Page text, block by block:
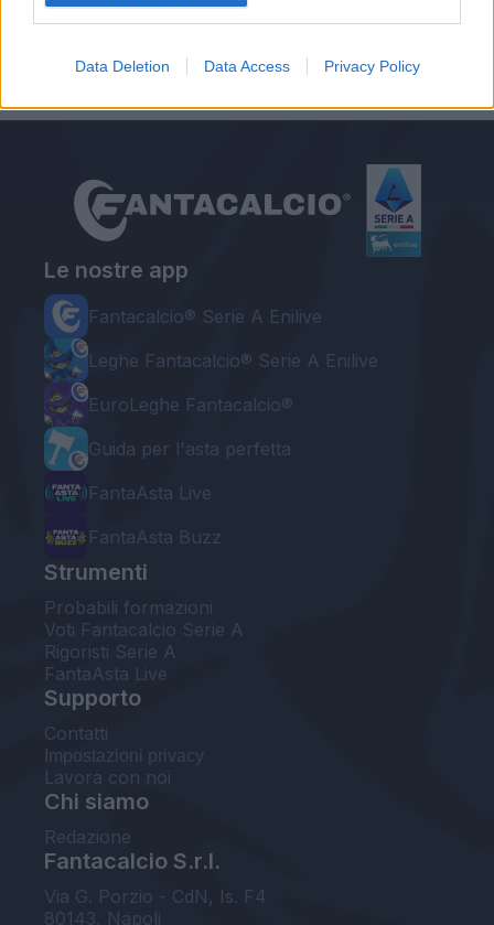
Data Deletion Data Access Privacy Policy
Cagliari, Petagna torna a lavorare
Le nostre app
Fantacalcio® Serie A Enilive
Leghe Fantacalcio® Serie A Enilive
EuroLeghe Fantacalcio®
Guida per l'asta perfetta
FantaAsta Live
FantaAsta Buzz
Strumenti
Probabili formazioni
Voti Fantacalcio Serie A
Rigoristi Serie A
FantaAsta Live
Supporto
Contatti
Impostazioni privacy
Lavora con noi
Chi siamo
Redazione
Fantacalcio S.r.l.
Via G. Porzio - CdN, Is. F4
80143, Napoli